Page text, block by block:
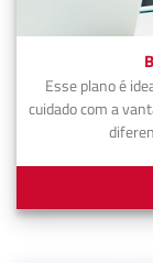
Esse plano é
cuidado com a